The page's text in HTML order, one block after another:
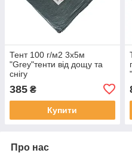
Тент 100 г/м2 3х5м
"Grey"тенти від дощу та
снігу
385 ₴
Купити
Про нас